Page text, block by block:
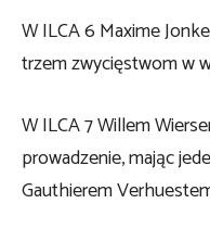
W ILCA 6 Maxime
trzem zwycięstwom w
W ILCA 7 Willem
prowadzenie, mając
Gauthierem